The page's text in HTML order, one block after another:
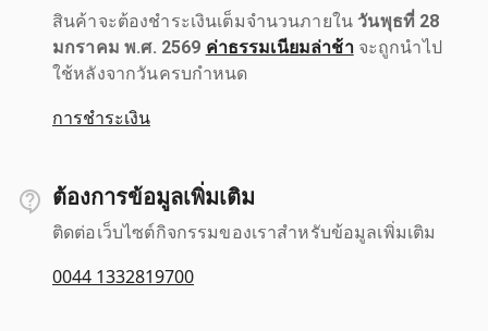
สินค้าจะต้องชำระเงินเต็มจำนวนภายใน วันพุธที่ 28
มกราคม พ.ศ. 2569 ค่าธรรมเนียมล่าช้าจะถูกนำไป
ใช้หลังจากวันครบกำหนด
การชำระเงิน
ต้องการข้อมูลเพิ่มเติม
ติดต่อเว็บไซต์กิจกรรมของเราสำหรับข้อมูลเพิ่มเติม
0044 1332819700